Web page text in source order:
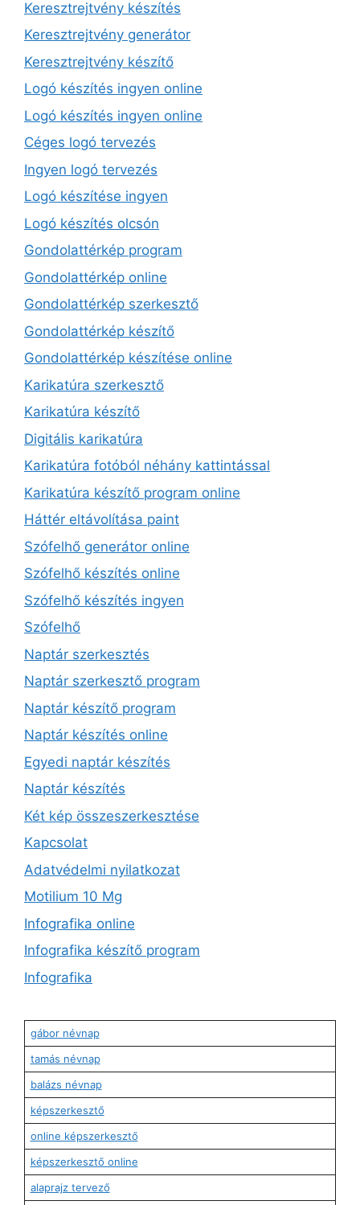
Keresztrejtvény készítés
Keresztrejtvény generátor
Keresztrejtvény készítő
Logó készítés ingyen online
Logó készítés ingyen online
Céges logó tervezés
Ingyen logó tervezés
Logó készítése ingyen
Logó készítés olcsón
Gondolattérkép program
Gondolattérkép online
Gondolattérkép szerkesztő
Gondolattérkép készítő
Gondolattérkép készítése online
Karikatúra szerkesztő
Karikatúra készítő
Digitális karikatúra
Karikatúra fotóból néhány kattintással
Karikatúra készítő program online
Háttér eltávolítása paint
Szófelhő generátor online
Szófelhő készítés online
Szófelhő készítés ingyen
Szófelhő
Naptár szerkesztés
Naptár szerkesztő program
Naptár készítő program
Naptár készítés online
Egyedi naptár készítés
Naptár készítés
Két kép összeszerkesztése
Kapcsolat
Adatvédelmi nyilatkozat
Motilium 10 Mg
Infografika online
Infografika készítő program
Infografika
gábor névnap
tamás névnap
balázs névnap
képszerkesztő
online képszerkesztő
képszerkesztő online
alaprajz tervező